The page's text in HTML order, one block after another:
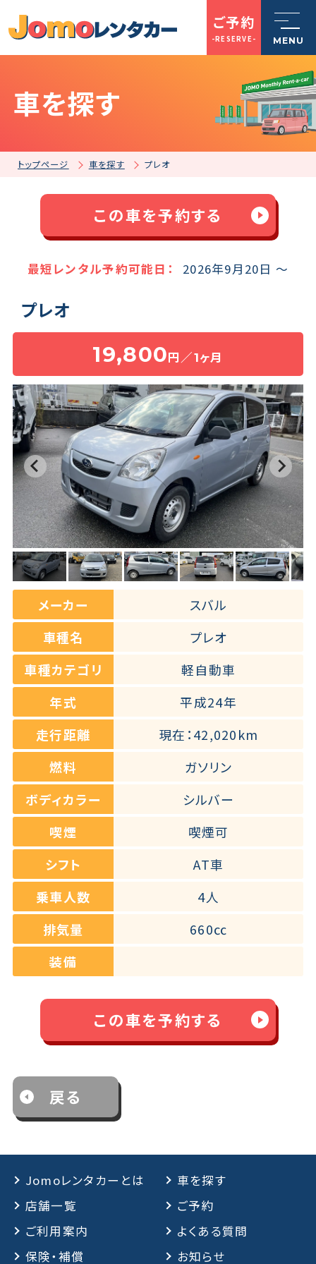
MENU
保険・補償
よくある質問
お問い合わせチャット
トップページ
Jomoレンタカーとは
店舗一覧
ご利用案内
ご予約
-RESERVE-
車を探す
トップページ 車を探す プレオ
この車を予約する
最短レンタル予約可能日： 2026年9月20日 ～
プレオ
19,800円／1ヶ月
メーカー
スバル
車種名
プレオ
車種カテゴリ
軽自動車
年式
平成24年
走行距離
現在：42,020km
燃料
ガソリン
ボディカラー
シルバー
喫煙
喫煙可
シフト
AT車
乗車人数
4人
排気量
660㏄
装備
戻る
この車を予約する
Jomoレンタカーとは
車を探す
店舗一覧
ご予約
ご利用案内
よくある質問
保険・補償
お知らせ